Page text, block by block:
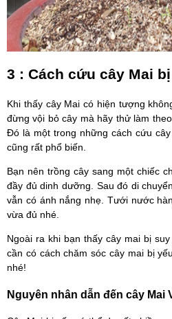
3 : Cách cứu cây Mai
Khi thấy cây Mai có hiện tượng
đừng vội bỏ cây mà hãy thử làm
Đó là một trong những cách cứu
cũng rất phổ biến.
Bạn nên trồng cây sang một chiếc
đầy đủ dinh dưỡng. Sau đó di
vẫn có ánh nắng nhẹ. Tưới nước
vừa đủ nhé.
Ngoài ra khi bạn thấy cây mai bị
cần có cách chăm sóc cây mai bị
nhé!
Nguyên nhân dẫn đến cây Mai